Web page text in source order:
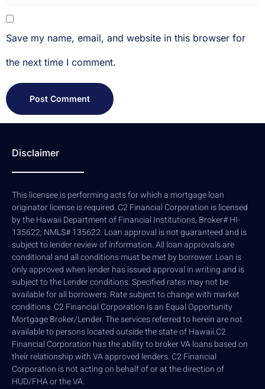
Save my name, email, and website in this browser for
the next time I comment.
Disclaimer
This licensee is performing acts for which a mortgage loan
originator license is required. C2 Financial Corporation is licensed
by the Hawaii Department of Financial Institutions, Broker# HI-
135622; NMLS# 135622. Loan approval is not guaranteed and is
subject to lender review of information. All loan approvals are
conditional and all conditions must be met by borrower. Loan is
only approved when lender has issued approval in writing and is
subject to the Lender conditions. Specified rates may not be
available for all borrowers. Rate subject to change with market
conditions. C2 Financial Corporation is an Equal Opportunity
Mortgage Broker/Lender. The services referred to herein are not
available to persons located outside the state of Hawaii.C2
Financial Corporation has the ability to broker VA loans based on
their relationship with VA approved lenders. C2 Financial
Corporation is not acting on behalf of or at the direction of
HUD/FHA or the VA.